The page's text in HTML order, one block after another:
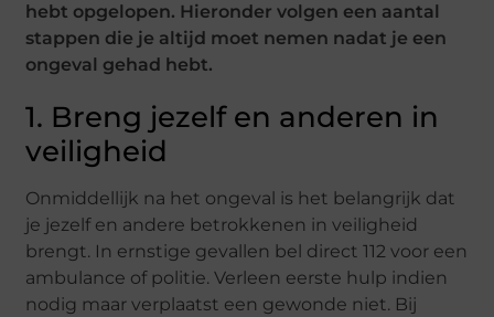
hebt opgelopen. Hieronder volgen een aantal
stappen die je altijd moet nemen nadat je een
ongeval gehad hebt.
1. Breng jezelf en anderen in
veiligheid
Onmiddellijk na het ongeval is het belangrijk dat
je jezelf en andere betrokkenen in veiligheid
brengt. In ernstige gevallen bel direct 112 voor een
ambulance of politie. Verleen eerste hulp indien
nodig maar verplaatst een gewonde niet. Bij